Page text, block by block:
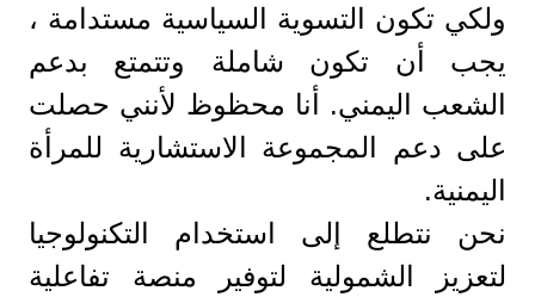
ولكي تكون التسوية السياسية مستدامة ،
يجب أن تكون شاملة وتتمتع بدعم
الشعب اليمني. أنا محظوظ لأنني حصلت
على دعم المجموعة الاستشارية للمرأة
اليمنية.
نحن نتطلع إلى استخدام التكنولوجيا
لتعزيز الشمولية لتوفير منصة تفاعلية